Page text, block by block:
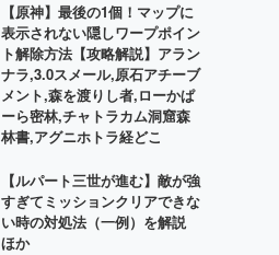
【原神】最後の1個！マップに
表示されない隠しワープポイン
ト解除方法【攻略解説】アラン
ナラ,3.0スメール,原石アチーブ
メント,森を渡りし者,ローかぱ
ーら密林,チャトラカム洞窟森
林書,アグニホトラ経どこ
【ルパート三世が進む】敵が強
すぎてミッションクリアできな
い時の対処法（一例）を解説
ほか